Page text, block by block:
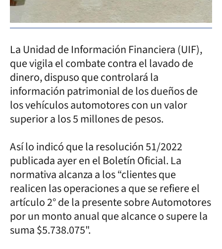
La Unidad de Información Financiera (UIF),
que vigila el combate contra el lavado de
dinero, dispuso que controlará la
información patrimonial de los dueños de
los vehículos automotores con un valor
superior a los 5 millones de pesos.
Así lo indicó que la resolución 51/2022
publicada ayer en el Boletín Oficial. La
normativa alcanza a los “clientes que
realicen las operaciones a que se refiere el
artículo 2° de la presente sobre Automotores
por un monto anual que alcance o supere la
suma $5.738.075".